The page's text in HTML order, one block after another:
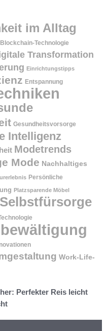
im Alltag
Blockchain-Technologie
Transformation
Einrichtungstipps
Entspannung
Gesundheitsvorsorge
Intelligenz
Modetrends
Mode Nachhaltiges
Persönliche
Platzsparende Möbel
Selbstfürsorge
Work-Life-
Perfekter Reis leicht